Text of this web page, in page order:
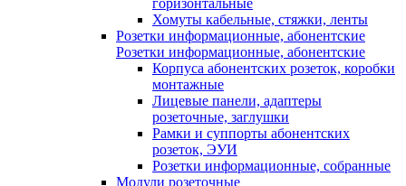
горизонтальные
Хомуты кабельные, стяжки, ленты
Розетки информационные, абонентские
Розетки информационные, абонентские
Корпуса абонентских розеток, коробки
монтажные
Лицевые панели, адаптеры
розеточные, заглушки
Рамки и суппорты абонентских
розеток, ЭУИ
Розетки информационные, собранные
Модули розеточные